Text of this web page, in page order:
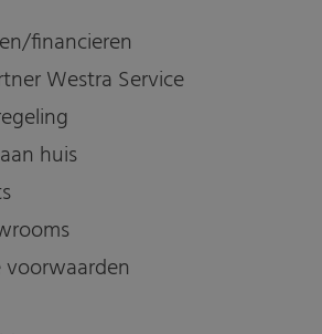
financieren
Westra Service
huis